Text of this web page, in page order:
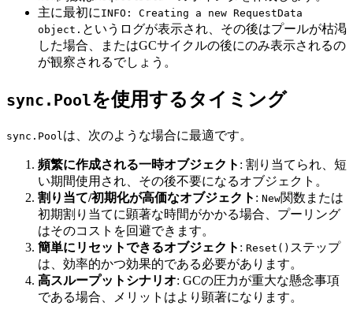
主に最初に INFO: Creating a new RequestData
object. というログが表示され、その後はプールが枯渇
した場合、またはGCサイクルの後にのみ表示されるの
が観察されるでしょう。
sync.Poolを使用するタイミング
sync.Poolは、次のような場合に最適です。
頻繁に作成される一時オブジェクト : 割り当てられ、短
い期間使用され、その後不要になるオブジェクト。
割り当て/初期化が高価なオブジェクト : New関数または
初期割り当てに顕著な時間がかかる場合、プーリング
はそのコストを回避できます。
簡単にリセットできるオブジェクト : Reset() ステップ
は、効率的かつ効果的である必要があります。
高スループットシナリオ: GCの圧力が重大な懸念事項
である場合、メリットはより顕著になります。